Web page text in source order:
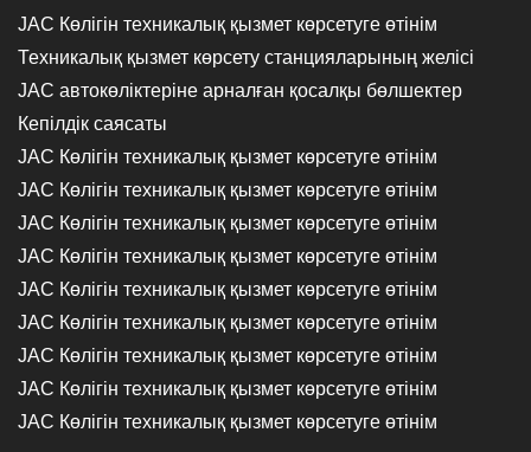
JAC Көлігін техникалық қызмет көрсетуге өтінім
Техникалық қызмет көрсету станцияларының желісі
JAC автокөліктеріне арналған қосалқы бөлшектер
Кепілдік саясаты
JAC Көлігін техникалық қызмет көрсетуге өтінім
JAC Көлігін техникалық қызмет көрсетуге өтінім
JAC Көлігін техникалық қызмет көрсетуге өтінім
JAC Көлігін техникалық қызмет көрсетуге өтінім
JAC Көлігін техникалық қызмет көрсетуге өтінім
JAC Көлігін техникалық қызмет көрсетуге өтінім
JAC Көлігін техникалық қызмет көрсетуге өтінім
JAC Көлігін техникалық қызмет көрсетуге өтінім
JAC Көлігін техникалық қызмет көрсетуге өтінім